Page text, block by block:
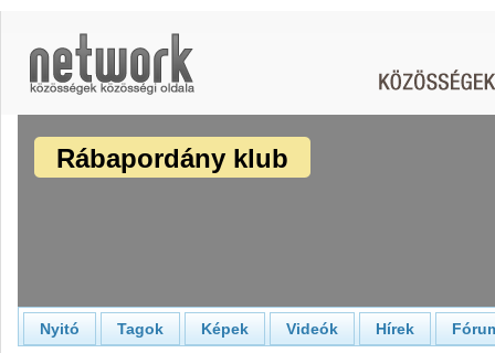
Rábapordány klub
Nyitó Tagok Képek Videók Hírek